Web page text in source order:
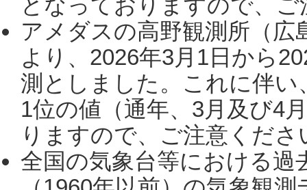
アメダスの高野観測所（
より、2026年3月1日から
測としました。これに伴い
1位の値（通年、3月及び4
りますので、ご注意くだ
全国の気象台等における過